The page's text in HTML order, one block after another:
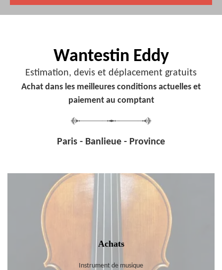
Wantestin Eddy
Estimation, devis et déplacement gratuits
Achat dans les meilleures conditions actuelles et
paiement au comptant
Paris - Banlieue - Province
Achats
Instrument de musique